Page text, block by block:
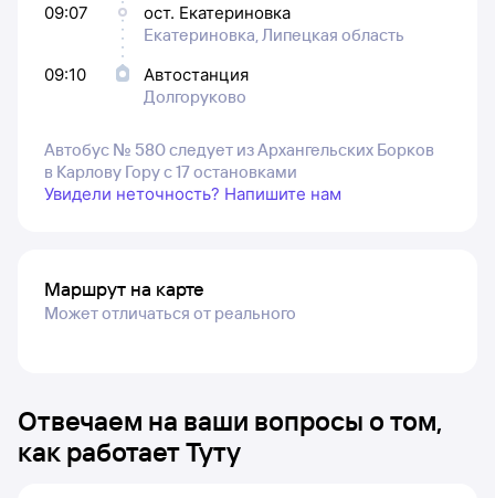
09:07
ост. Екатериновка
Екатериновка, Липецкая область
09:10
Автостанция
Долгоруково
Автобус № 580 следует из Архангельских Борков
в Карлову Гору с 17 остановками
Увидели неточность? Напишите нам
Маршрут на карте
Может отличаться от реального
Отвечаем на ваши вопросы о том,
как работает Туту